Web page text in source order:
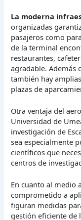
La moderna
organizadas
pasajeros como
de la terminal
restaurantes,
agradable. Además
también hay
plazas de
Otra ventaja del
Universidad de
investigación de
sea especialmente
científicos que
centros de
En cuanto al medio
comprometido a
figuran medidas
gestión eficiente de